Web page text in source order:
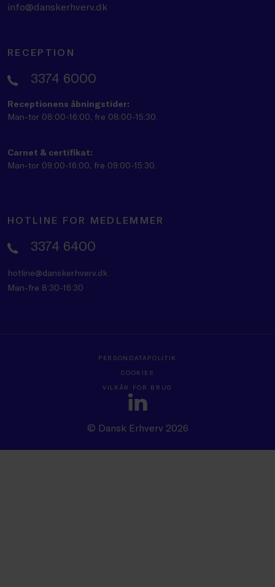
info@danskerhverv.dk
RECEPTION
3374 6000
Receptionens åbningstider:
Man-tor 08:00-16:00, fre 08:00-15:30.
Carnet & certifikat:
Man-tor 09:00-16:00, fre 09:00-15:30.
HOTLINE FOR MEDLEMMER
3374 6400
hotline@danskerhverv.dk
Man-fre 8:30-16:30
© Dansk Erhverv 2026
PERSONDATAPOLITIK
COOKIES
VILKÅR FOR BRUG